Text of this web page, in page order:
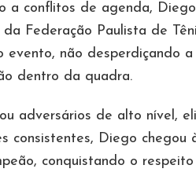
a conflitos de agenda,
Federação Paulista de
não desperdiçando
dentro da quadra.
adversários de alto nível,
consistentes, Diego chegou
conquistando o